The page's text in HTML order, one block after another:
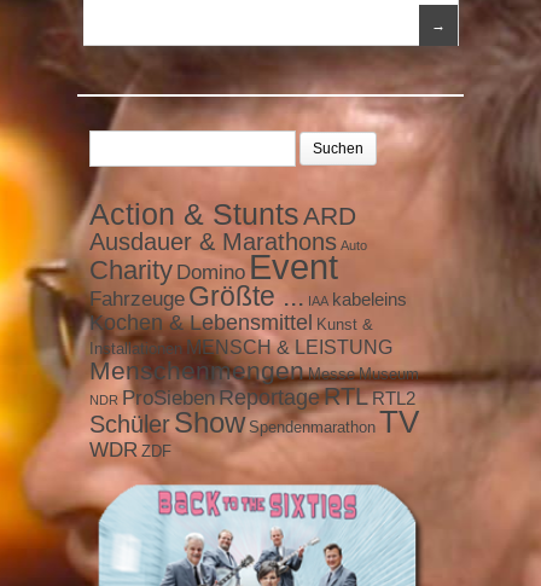
→
Suchen
Action & StuntsARD
Ausdauer & Marathons Auto
Charity Domino Event
Fahrzeuge Größte ... IAA kabeleins
Kochen & Lebensmittel Kunst &
Installationen MENSCH & LEISTUNG
Menschenmengen Messe Museum
NDR ProSieben ReportageRTLRTL2
SchülerShow Spendenmarathon TV
WDR ZDF